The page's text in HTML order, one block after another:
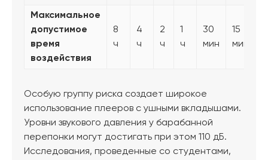
Максимальное
допустимое
время
воздействия
8
ч
4
ч
2
ч
1
ч
30
мин
15
мин
Особую группу риска создает широкое
использование плееров с ушными вкладышами.
Уровни звукового давления у барабанной
перепонки могут достигать при этом 110 дБ.
Исследования, проведенные со студентами,